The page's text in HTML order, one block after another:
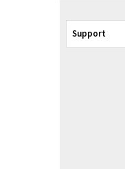
Support